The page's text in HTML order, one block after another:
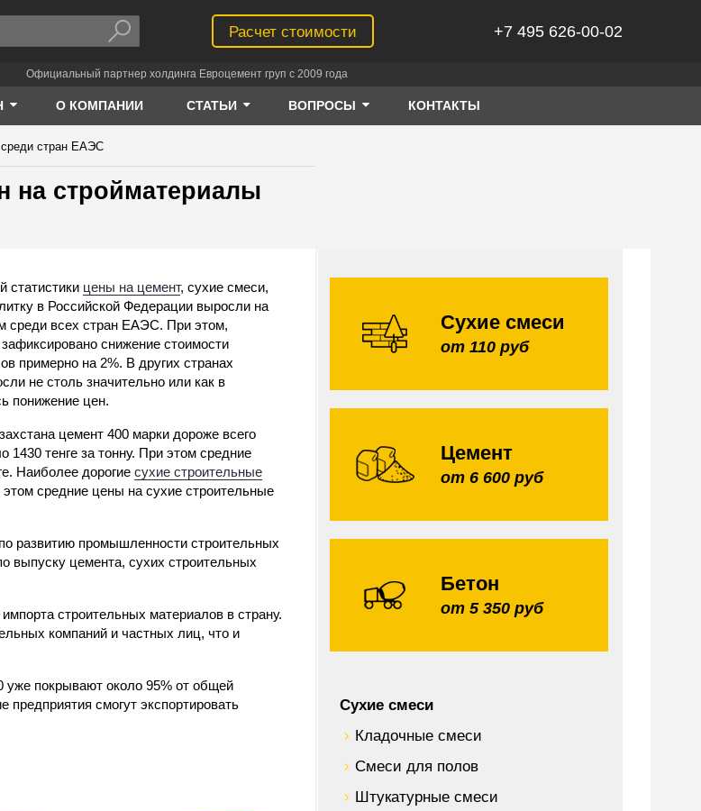
Расчет стоимости +7 495 626-00-02
Официальный партнер холдинга Евроцемент груп с 2009 года
О КОМПАНИИ СТАТЬИ ВОПРОСЫ КОНТАКТЫ
среди стран ЕАЭС
на стройматериалы
статистики цены на цемент, сухие смеси,
в Российской Федерации выросли на
среди всех стран ЕАЭС. При этом,
снижение стоимости
примерно на 2%. В других странах
не столь значительно или как в
понижение цен.
цемент 400 марки дороже всего
1430 тенге за тонну. При этом средние
Наиболее дорогие сухие строительные
средние цены на сухие строительные
развитию промышленности строительных
выпуску цемента, сухих строительных
строительных материалов в страну.
компаний и частных лиц, что и
уже покрывают около 95% от общей
предприятия смогут экспортировать
Сухие смеси
от 110 руб
Цемент
от 6 600 руб
Бетон
от 5 350 руб
Сухие смеси
Кладочные смеси
Смеси для полов
Штукатурные смеси